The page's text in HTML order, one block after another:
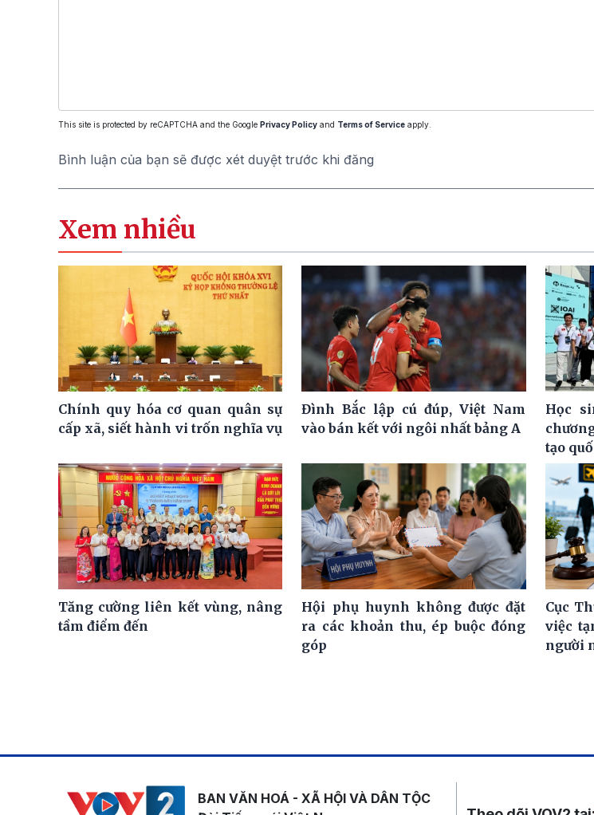
This site is protected by reCAPTCHA and the Google Privacy Policy and Terms of Service apply.
Bình luận của bạn sẽ được xét duyệt trước khi đăng
Xem nhiều
Chính quy hóa cơ quan quân sự
cấp xã, siết hành vi trốn nghĩa vụ
Đình Bắc lập cú đúp, Việt Nam
vào bán kết với ngôi nhất bảng A
Học
tạo
Tăng cường liên kết vùng, nâng
tầm điểm đến
Hội phụ huynh không được đặt
ra các khoản thu, ép buộc đóng
góp
Cục
việc
người
BAN VĂN HOÁ - XÃ HỘI VÀ DÂN TỘC
Mạng xã